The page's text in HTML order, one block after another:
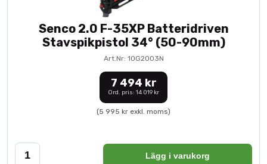
Senco 2.0 F-35XP Batteridriven
Stavspikpistol 34° (50-90mm)
Art.Nr: 10G2003N
7 494 kr
Ord. pris: 14 019 kr
(5 995 kr exkl. moms)
Lägg i varukorg